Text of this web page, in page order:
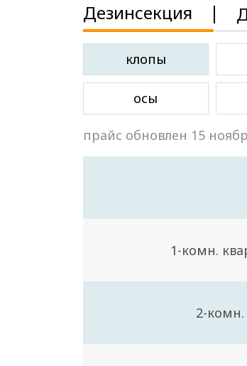
Дезинсекция
клопы
осы
прайс обновлен 15
1-комн.
2-